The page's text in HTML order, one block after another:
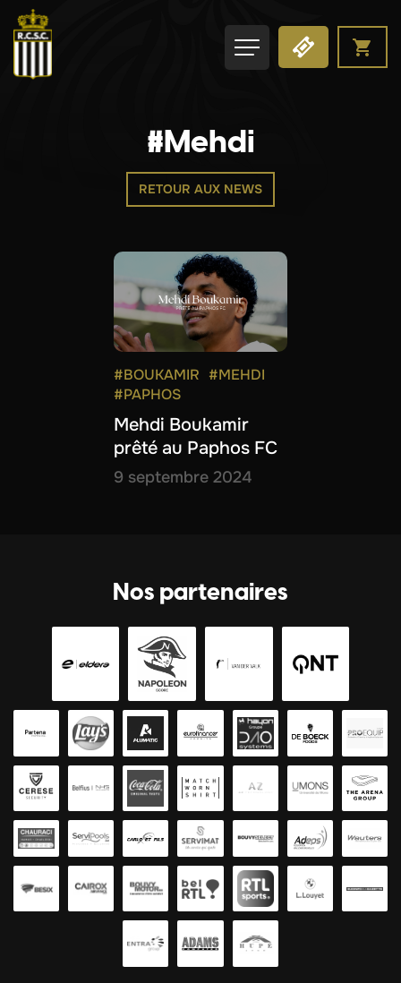
#Mehdi
RETOUR AUX NEWS
#BOUKAMIR #MEHDI
#PAPHOS
Mehdi Boukamir
prêté au Paphos FC
9 septembre 2024
Nos partenaires